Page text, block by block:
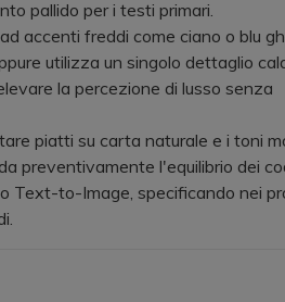
pallido per i testi primari.
freddi come ciano o blu
utilizza un singolo dettaglio
la percezione di lusso senza
piatti su carta naturale e i toni
preventivamente l'equilibrio dei
Text-to-Image, specificando nei